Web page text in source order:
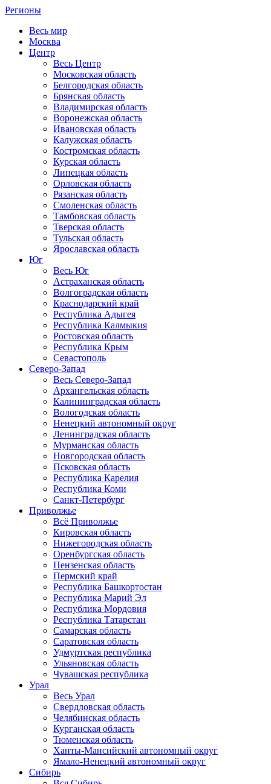
Регионы
Весь мир
Москва
Центр
Весь Центр
Московская область
Белгородская область
Брянская область
Владимирская область
Воронежская область
Ивановская область
Калужская область
Костромская область
Курская область
Липецкая область
Орловская область
Рязанская область
Смоленская область
Тамбовская область
Тверская область
Тульская область
Ярославская область
Юг
Весь Юг
Астраханская область
Волгоградская область
Краснодарский край
Республика Адыгея
Республика Калмыкия
Ростовская область
Республика Крым
Севастополь
Северо-Запад
Весь Северо-Запад
Архангельская область
Калининградская область
Вологодская область
Ненецкий автономный округ
Ленинградская область
Мурманская область
Новгородская область
Псковская область
Республика Карелия
Республика Коми
Санкт-Петербург
Приволжье
Всё Приволжье
Кировская область
Нижегородская область
Оренбургская область
Пензенская область
Пермский край
Республика Башкортостан
Республика Марий Эл
Республика Мордовия
Республика Татарстан
Самарская область
Саратовская область
Удмуртская республика
Ульяновская область
Чувашская республика
Урал
Весь Урал
Свердловская область
Челябинская область
Курганская область
Тюменская область
Ханты-Мансийский автономный округ
Ямало-Ненецкий автономный округ
Сибирь